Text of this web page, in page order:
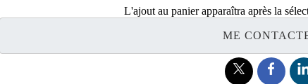
L'ajout au panier apparaîtra après la
ME